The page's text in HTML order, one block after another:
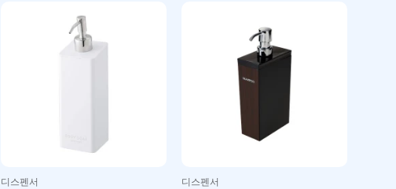
디스펜서 디스펜서